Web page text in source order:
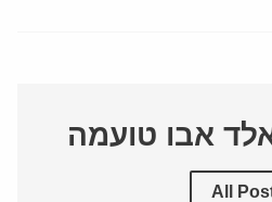
אבו טועמה
All